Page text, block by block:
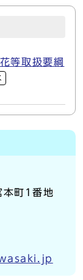
等取扱要綱
町1番地